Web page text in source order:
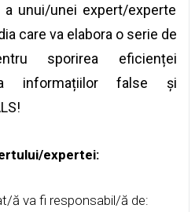
unui/unei expert/experte
care va elabora o serie de
sporirea eficienței
informațiilor false și
expertei:
ă va fi responsabil/ă de: